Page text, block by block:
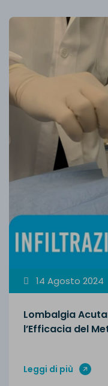
14 Agosto 2024
Lombalgia
l’Efficacia del
Leggi di più